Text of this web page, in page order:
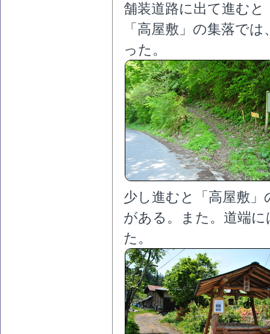
舗装道路に出て進む
「高屋敷」の集落で
った。
少し進むと「高屋敷
がある。また。道端
た。